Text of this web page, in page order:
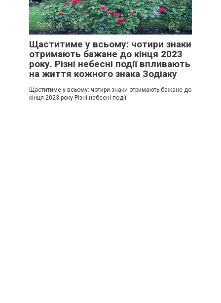
Гороскоп 0
Щаститиме у всьому: чотири знаки
отримають бажане до кінця 2023
року. Різні небесні події впливають
на життя кожного знака Зодіаку
Щаститиме у всьому: чотири знаки отримають бажане до
кінця 2023 року Різні небесні події